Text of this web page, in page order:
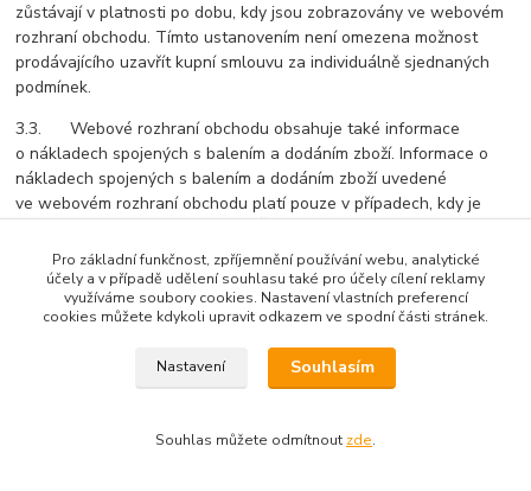
zůstávají v platnosti po dobu, kdy jsou zobrazovány ve webovém
rozhraní obchodu. Tímto ustanovením není omezena možnost
prodávajícího uzavřít kupní smlouvu za individuálně sjednaných
podmínek.
3.3. Webové rozhraní obchodu obsahuje také informace
o nákladech spojených s balením a dodáním zboží. Informace o
nákladech spojených s balením a dodáním zboží uvedené
ve webovém rozhraní obchodu platí pouze v případech, kdy je
3.4. Pro objednání zboží vyplní kupující objednávkový formulář
ve webovém rozhraní obchodu. Objednávkový formulář obsahuje
zejména informace o:
3.4.1. objednávaném zboží (objednávané zboží „vloží“ kupující do
elektronického nákupního košíku webového rozhraní obchodu),
3.4.2. způsobu úhrady kupní ceny zboží, údaje o požadovaném
způsobu doručení objednávaného zboží a
Pro základní funkčnost, zpříjemnění používání webu, analytické
účely a v případě udělení souhlasu také pro účely cílení reklamy
využíváme soubory cookies. Nastavení vlastních preferencí
cookies můžete kdykoli upravit odkazem ve spodní části stránek.
Nastavení Souhlasím
Souhlas můžete odmítnout zde.